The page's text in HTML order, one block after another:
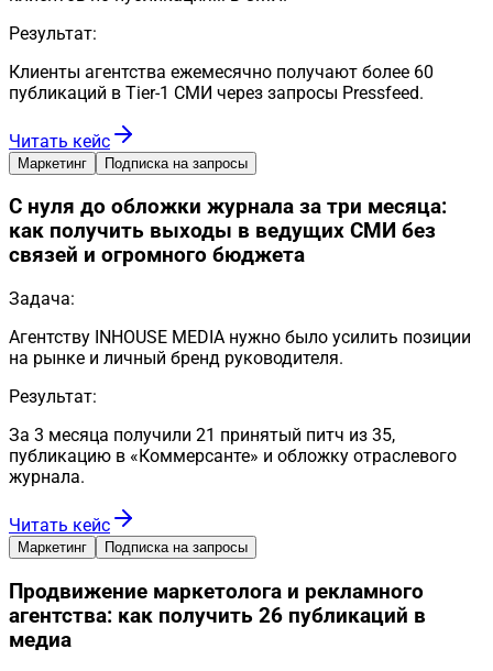
Результат:
Клиенты агентства ежемесячно получают более 60
публикаций в Tier-1 СМИ через запросы Pressfeed.
Читать кейс
Маркетинг Подписка на запросы
С нуля до обложки журнала за три месяца:
как получить выходы в ведущих СМИ без
связей и огромного бюджета
Задача:
Агентству INHOUSE MEDIA нужно было усилить позиции
на рынке и личный бренд руководителя.
Результат:
За 3 месяца получили 21 принятый питч из 35,
публикацию в «Коммерсанте» и обложку отраслевого
журнала.
Читать кейс
Маркетинг Подписка на запросы
Продвижение маркетолога и рекламного
агентства: как получить 26 публикаций в
медиа